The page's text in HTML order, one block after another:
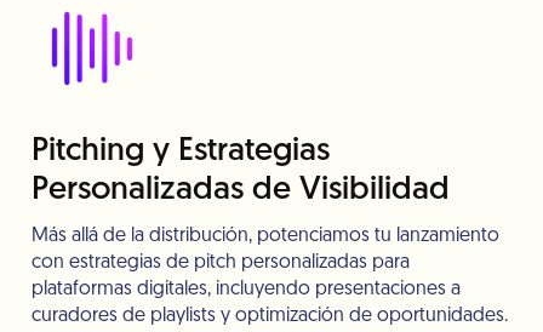
Pitching y Estrategias
Personalizadas de Visibilidad
Más allá de la distribución, potenciamos tu lanzamiento
con estrategias de pitch personalizadas para
plataformas digitales, incluyendo presentaciones a
curadores de playlists y optimización de oportunidades.